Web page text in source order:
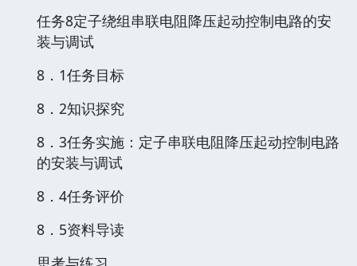
任务8定子绕组串联电阻降压起动控制电路的安
装与调试
8．1任务目标
8．2知识探究
8．3任务实施：定子串联电阻降压起动控制电路
的安装与调试
8．4任务评价
8．5资料导读